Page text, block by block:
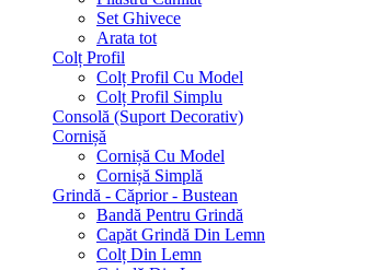
Set Ghivece
Arata tot
Colț Profil
Colț Profil Cu Model
Colț Profil Simplu
Consolă (Suport Decorativ)
Cornișă
Cornișă Cu Model
Cornișă Simplă
Grindă - Căprior - Bustean
Bandă Pentru Grindă
Capăt Grindă Din Lemn
Colț Din Lemn